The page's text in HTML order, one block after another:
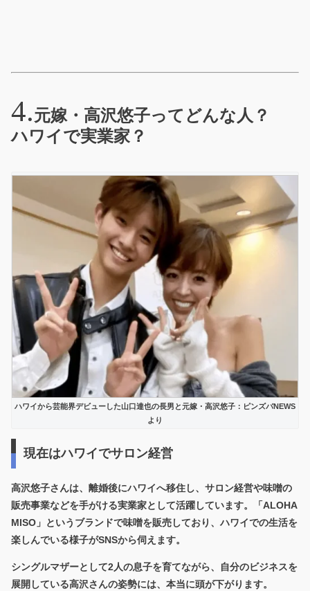
元嫁・高沢悠子ってどんな人？
ハワイで実業家？
ハワイから芸能界デビューした山口達也の長男と元嫁・高沢悠子：ピンズバNEWS
より
現在はハワイでサロン経営
高沢悠子さんは、離婚後にハワイへ移住し、サロン経営や味噌の
販売事業などを手がける実業家として活躍しています。「ALOHA
MISO」というブランドで味噌を販売しており、ハワイでの生活を
楽しんでいる様子がSNSから伺えます。
シングルマザーとして2人の息子を育てながら、自分のビジネスを
展開している高沢さんの姿勢には、本当に頭が下がります。